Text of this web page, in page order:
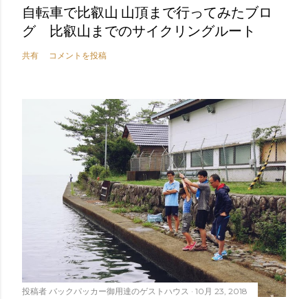
自転車で比叡山 山頂まで行ってみたブロ
グ 比叡山までのサイクリングルート
共有 コメントを投稿
投稿者 バックパッカー御用達のゲストハウス 10月 23, 2018